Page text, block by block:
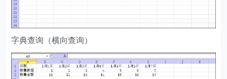
字典查询（横向查询）